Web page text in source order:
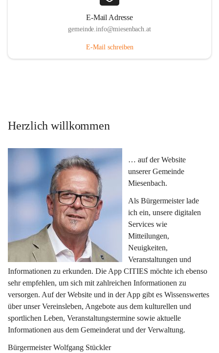
E-Mail Adresse
gemeinde.info@miesenbach.at
E-Mail schreiben
Herzlich willkommen
… auf der Website
unserer Gemeinde
Miesenbach.
Als Bürgermeister lade
ich ein, unsere digitalen
Services wie
Mitteilungen,
Neuigkeiten,
Veranstaltungen und
Informationen zu erkunden. Die App CITIES möchte ich ebenso
sehr empfehlen, um sich mit zahlreichen Informationen zu
versorgen. Auf der Website und in der App gibt es Wissenswertes
über unser Vereinsleben, Angebote aus dem kulturellen und
sportlichen Leben, Veranstaltungstermine sowie aktuelle
Informationen aus dem Gemeinderat und der Verwaltung.
Bürgermeister Wolfgang Stückler